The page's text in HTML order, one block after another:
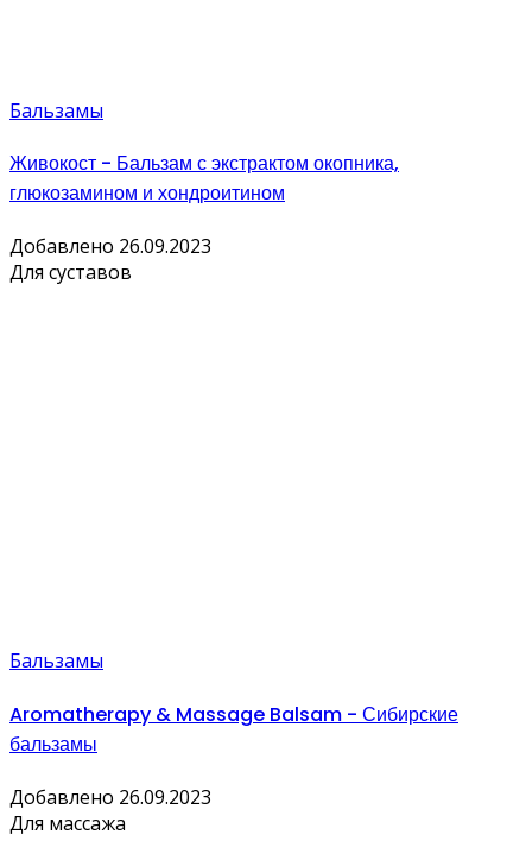
Бальзамы
Живокост - Бальзам с экстрактом окопника,
глюкозамином и хондроитином
Добавлено 26.09.2023
Для суставов
Бальзамы
Aromatherapy & Massage Balsam - Сибирские
бальзамы
Добавлено 26.09.2023
Для массажа